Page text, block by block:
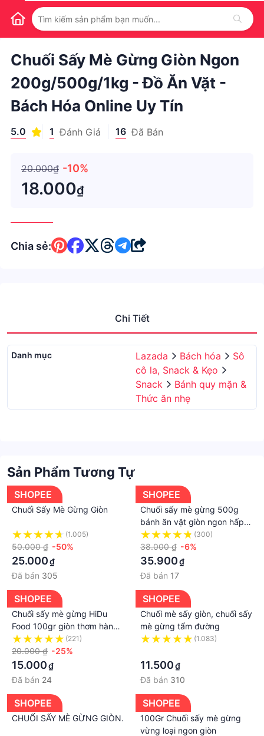
1 /
Chuối Sấy Mè Gừng Giòn Ngon
200g/500g/1kg - Đồ Ăn Vặt -
Bách Hóa Online Uy Tín
5.0 1 Đánh Giá 16 Đã Bán
20.000₫ -10%
18.000₫
Chia sẻ:
Chi Tiết
Danh mục Lazada Bách hóa
Sô
cô la, Snack & Kẹo
Snack
Bánh quy mặn &
Thức ăn nhẹ
Sản Phẩm Tương Tự
SHOPEE
Chuối Sấy Mè Gừng Giòn
(1.005)
50.000 ₫ -50%
25.000₫
Đã bán 305
SHOPEE
Chuối sấy mè gừng 500g
bánh ăn vặt giòn ngon hấp
dẫn
(300)
38.000 ₫ -6%
35.900₫
Đã bán 17
SHOPEE
Chuối sấy mè gừng HiDu
Food 100gr giòn thơm hàng
loại 1
(221)
20.000 ₫ -25%
15.000₫
Đã bán 24
SHOPEE
Chuối mè sấy giòn, chuối sấy
mè gừng tẩm đường
(1.083)
11.500₫
Đã bán 310
SHOPEE
CHUỐI SẤY MÈ GỪNG GIÒN.
SHOPEE
100Gr Chuối sấy mè gừng
vừng loại ngon giòn